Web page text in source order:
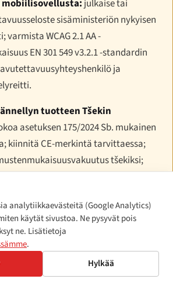
julkaise tai
sisäministeriön nykyisen
WCAG 2.1 AA -
EN 301 549 v3.2.1 -standardin
ja
tuotteen Tšekin
asetuksen 175/2024 Sb. mukainen
kiinnitä CE-merkintä tarvittaessa;
tšekiksi;
markkinavalvontaohjelman
palvelua Tšekissä:
kuluttajatiedote
tšekiksi;
WCAG 2.1 AA:n kanssa; nimeä
analytiikkaevästeitä (Google Analytics)
käytät sivustoa. Ne pysyvät pois
ne. Lisätietoja
.
Hylkää